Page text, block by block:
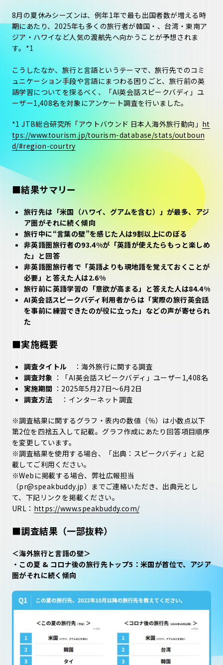
8月の夏休みシーズンは、例年1年で最も出国者数が増える時
期にあたり、2025年も多くの旅行者が韓国・、台湾・東南ア
ジア・ハワイなど人気の渡航先へ向かうことが予想されま
す。*1
こうしたなか、旅行と言語というテーマで、旅行先でのコミ
ュニケーション手段や言語にまつわる困りごと、旅行前の英
語学習についてを探るべく、「AI英会話スピークバディ」ユ
ーザー1,408名を対象にアンケート調査を行いました。
*1 JTB総合研究所「アウトバウンド 日本人海外旅行動向」 ht
tps://www.tourism.jp/tourism-database/stats/outboun
d/#region-courtry
■結果サマリー
旅行先は「米国（ハワイ、グアムを含む）」が最多、アジ
ア圏がそれに続く傾向
旅行中に“言葉の壁”を感じた人は9割以上にのぼる
非英語圏旅行者の93.4%が「英語が使えたらもっと楽しめ
た」と回答
非英語圏旅行者で「英語よりも現地語を覚えておくことが
必要」と答えた人は2.6%
旅行前に英語学習の「意欲が高まる」と答えた人は84.4%
AI英会話スピークバディ利用者からは「実際の旅行英会話
を事前に練習できたのが役に立った」などの声が寄せられ
た
■実施概要
調査タイトル ：海外旅行に関する調査
調査対象 ：「AI英会話スピークバディ」ユーザー1,408名
実施期間 ：2025年5月27日〜6月2日
調査方法
：インターネット調査
※調査結果に関するグラフ・表内の数値（％）は小数点以下
第2位を四捨五入して記載。グラフ作成にあたり回答項目順序
を変更しています。
※調査結果を使用する場合、「出典：スピークバディ」と記
載してご利用ください。
※Webに掲載する場合、弊社広報担当
（pr@speakbuddy.jp）までご連絡いただき、出典元とし
て、下記リンクを掲載ください。
URL： https://www.speakbuddy.com/
■調査結果（一部抜粋）
＜海外旅行と言語の壁＞
・この夏 & コロナ後の旅行先トップ5：米国が首位で、アジア
圏がそれに続く傾向